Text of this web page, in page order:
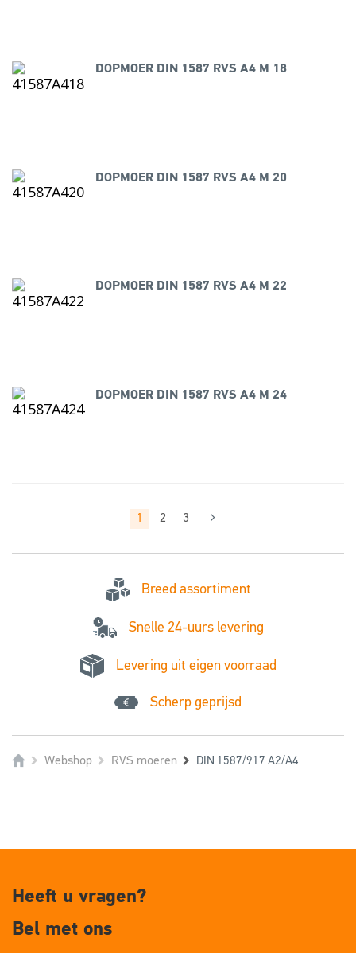
DOPMOER DIN 1587 RVS A4 M 18
DOPMOER DIN 1587 RVS A4 M 20
DOPMOER DIN 1587 RVS A4 M 22
DOPMOER DIN 1587 RVS A4 M 24
1 2 3
Breed assortiment
Snelle 24-uurs levering
Levering uit eigen voorraad
Scherp geprijsd
Webshop RVS moeren DIN 1587/917 A2/A4
Heeft u vragen?
Bel met ons